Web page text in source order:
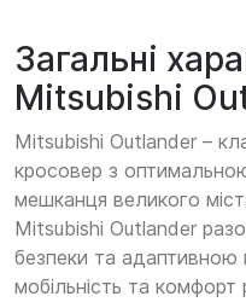
Загальні
Mitsubishi
Mitsubishi Outlander –
кросовер з
мешканця великого
Mitsubishi Outlander
безпеки та адаптивною
мобільність та